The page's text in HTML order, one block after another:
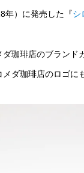
年）に発売した『シ
珈琲店のブラン
ダ珈琲店のロゴに